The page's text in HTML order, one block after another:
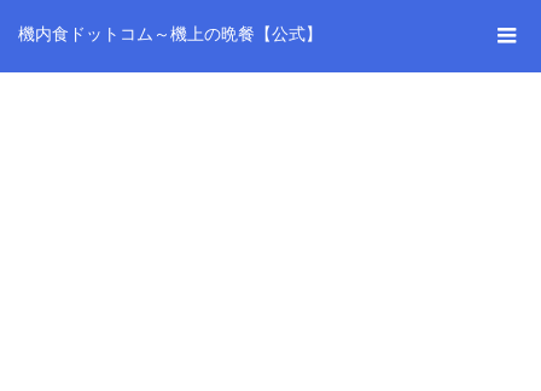
機内食ドットコム～機上の晩餐【公式】